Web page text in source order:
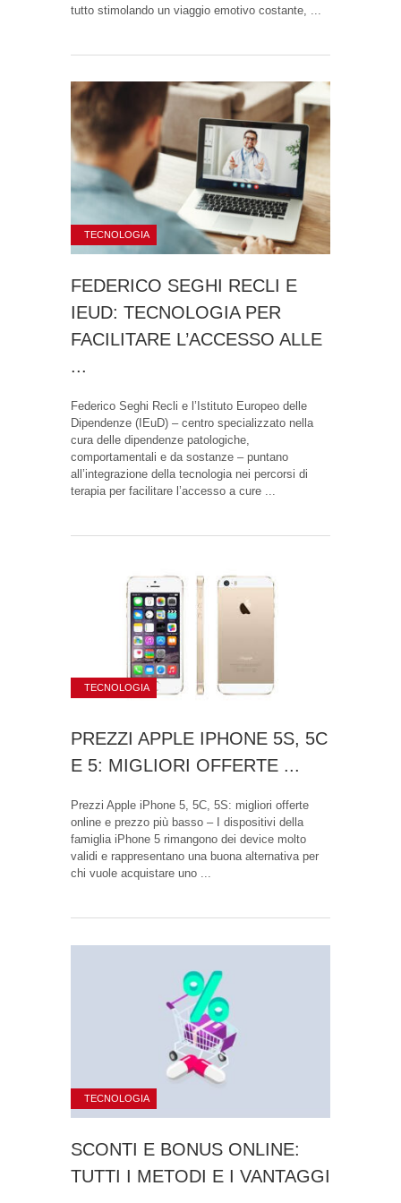
tutto stimolando un viaggio emotivo costante, ...
TECNOLOGIA
FEDERICO SEGHI RECLI E
IEUD: TECNOLOGIA PER
FACILITARE L’ACCESSO ALLE
...
Federico Seghi Recli e l’Istituto Europeo delle
Dipendenze (IEuD) – centro specializzato nella
cura delle dipendenze patologiche,
comportamentali e da sostanze – puntano
all’integrazione della tecnologia nei percorsi di
terapia per facilitare l’accesso a cure ...
TECNOLOGIA
PREZZI APPLE IPHONE 5S, 5C
E 5: MIGLIORI OFFERTE ...
Prezzi Apple iPhone 5, 5C, 5S: migliori offerte
online e prezzo più basso – I dispositivi della
famiglia iPhone 5 rimangono dei device molto
validi e rappresentano una buona alternativa per
chi vuole acquistare uno ...
TECNOLOGIA
SCONTI E BONUS ONLINE:
TUTTI I METODI E I VANTAGGI